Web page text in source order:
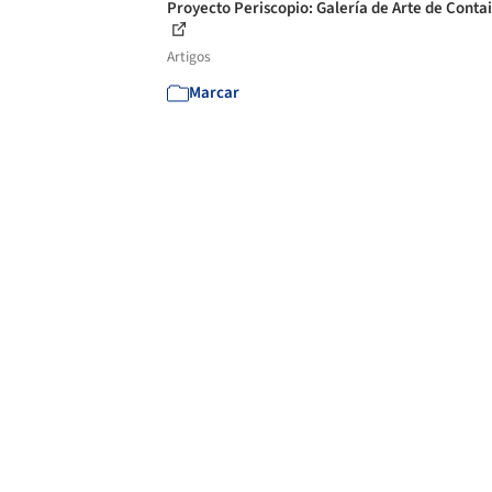
Proyecto Periscopio: Galería de Arte de
Artigos
Marcar